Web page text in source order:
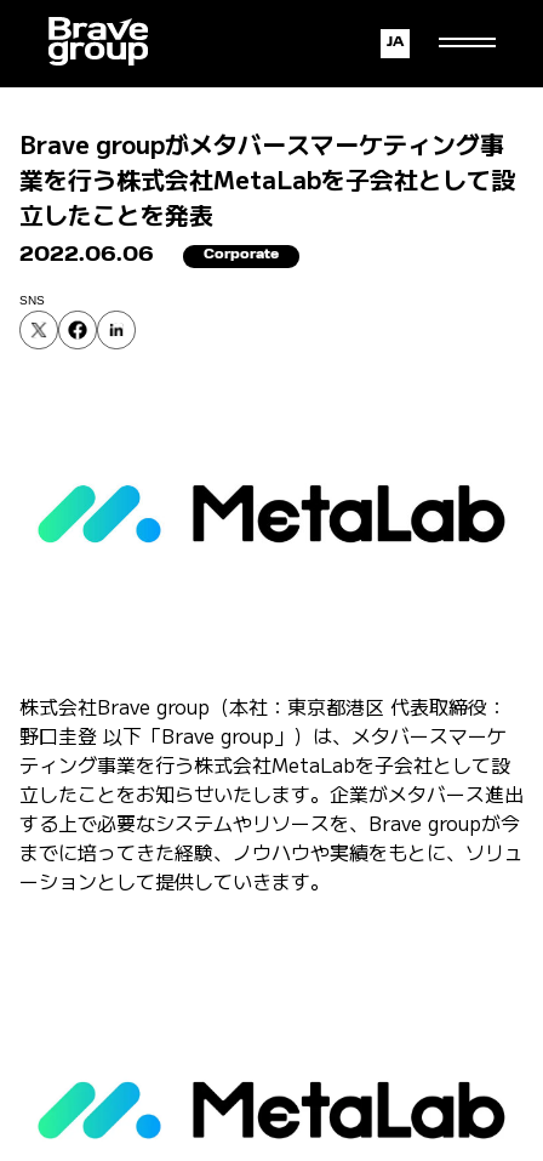
English
Japanese
Brave groupがメタバースマーケティング事
業を行う株式会社MetaLabを子会社として設
立したことを発表
2022.06.06 Corporate
SNS
株式会社Brave group（本社：東京都港区 代表取締役：
野口圭登 以下「Brave group」）は、メタバースマーケ
ティング事業を行う株式会社MetaLabを子会社として設
立したことをお知らせいたします。企業がメタバース進出
する上で必要なシステムやリソースを、Brave groupが今
までに培ってきた経験、ノウハウや実績をもとに、ソリュ
ーションとして提供していきます。